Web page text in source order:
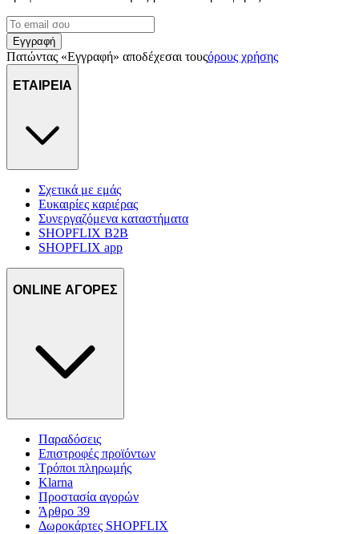
Εγγραφή
Πατώντας «Εγγραφή» αποδέχεσαι τουςόρους χρήσης
ΕΤΑΙΡΕΙΑ
Σχετικά με εμάς
Ευκαιρίες καριέρας
Συνεργαζόμενα καταστήματα
SHOPFLIX B2B
SHOPFLIX app
ONLINE ΑΓΟΡΕΣ
Παραδόσεις
Επιστροφές προϊόντων
Τρόποι πληρωμής
Klarna
Προστασία αγορών
Άρθρο 39
Δωροκάρτες SHOPFLIX